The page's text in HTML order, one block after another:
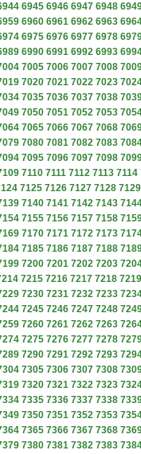
6945 6946 6947 6948
6960 6961 6962 6963
6975 6976 6977 6978
6990 6991 6992 6993
7005 7006 7007 7008
7020 7021 7022 7023
7035 7036 7037 7038
7050 7051 7052 7053
7065 7066 7067 7068
7080 7081 7082 7083
7095 7096 7097 7098
7110 7111 7112 7113 7114
7125 7126 7127 7128 7129
7140 7141 7142 7143
7155 7156 7157 7158
7170 7171 7172 7173
7185 7186 7187 7188
7200 7201 7202 7203
7215 7216 7217 7218 7219
7230 7231 7232 7233
7245 7246 7247 7248
7260 7261 7262 7263
7275 7276 7277 7278
7290 7291 7292 7293
7305 7306 7307 7308
7320 7321 7322 7323
7335 7336 7337 7338
7350 7351 7352 7353
7365 7366 7367 7368
7380 7381 7382 7383